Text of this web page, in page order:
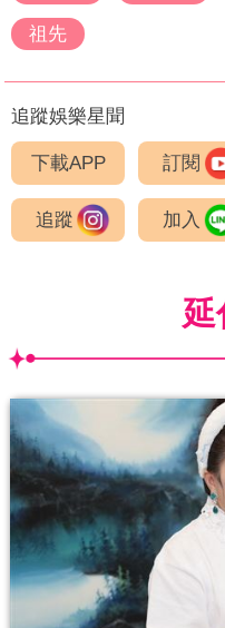
祖先
追蹤娛樂星聞
下載APP 訂閱
追蹤 加入
延